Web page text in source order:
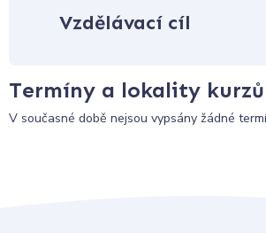
Vzdělávací cíl
Termíny a lokality
V současné době nejsou vypsány žádné